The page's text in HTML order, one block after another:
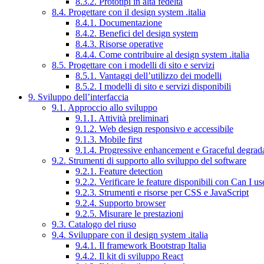
8.4. Progettare con il design system .italia
8.4.1. Documentazione
8.4.2. Benefici del design system
8.4.3. Risorse operative
8.4.4. Come contribuire al design system .italia
8.5. Progettare con i modelli di sito e servizi
8.5.1. Vantaggi dell’utilizzo dei modelli
8.5.2. I modelli di sito e servizi disponibili
9. Sviluppo dell’interfaccia
9.1. Approccio allo sviluppo
9.1.1. Attività preliminari
9.1.2. Web design responsivo e accessibile
9.1.3. Mobile first
9.1.4. Progressive enhancement e Graceful
9.2. Strumenti di supporto allo sviluppo del software
9.2.1. Feature detection
9.2.2. Verificare le feature disponibili con Can I
9.2.3. Strumenti e risorse per CSS e JavaScript
9.2.4. Supporto browser
9.2.5. Misurare le prestazioni
9.3. Catalogo del riuso
9.4. Sviluppare con il design system .italia
9.4.1. Il framework Bootstrap Italia
9.4.2. Il kit di sviluppo React